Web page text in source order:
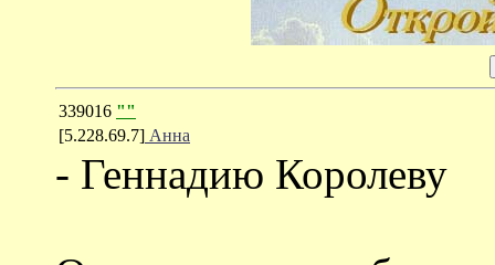
339016 ""
[5.228.69.7] Анна
- Геннадию Королеву